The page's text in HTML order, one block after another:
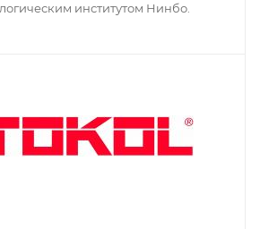
институтом Нинбо.